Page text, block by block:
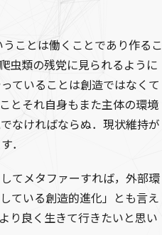
ことは働くことであり作るこ
虫類の残党に見られるように
ていることは創造ではなくて
とそれ自身もまた主体の環境
なければならぬ．現状維持が
．
てメタファーすれば，外部環
ている創造的進化」とも言え
り良く生きて行きたいと思い